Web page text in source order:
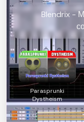
Blendrix -
Parasprunki
Dystheism